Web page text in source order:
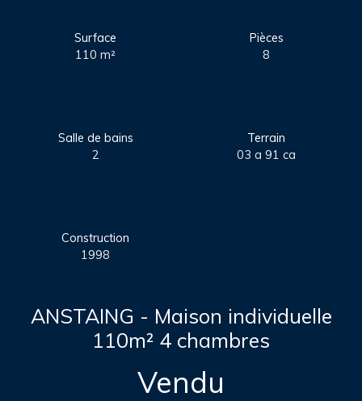
Surface
110m²
Pièces
8
Salle de bains
2
Terrain
03 a 91 ca
Construction
1998
ANSTAING - Maison individuelle
110m² 4 chambres
Vendu